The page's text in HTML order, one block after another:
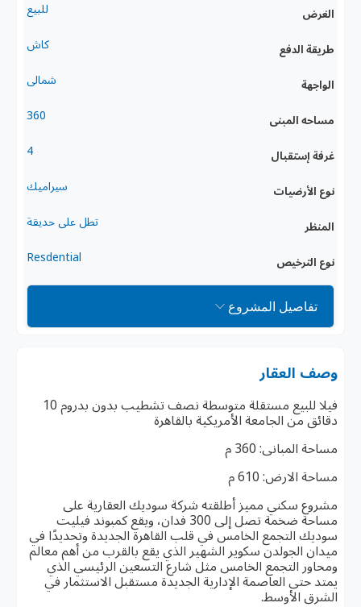
الغرض للبيع
طريقة الدفع كاش
الواجهة شمالى
مساحه المبنى 360
غرفة إستقبال 4
نوع الأرضيات سيراميك
المنظر تطل على حديقة
نوع الترخيص Resdential
تفاصيل المشروع
وصف العقار
فيلا للبيع مستقلة متوسطة نصف تشطيب بدون بدروم 10
دقائق من الجامعة الأمريكية بالقاهرة
مساحة المبانى: 360 م
مساحة الارض: 610 م
مشروع سكني مميز أطلقته شركة سوديك العقارية على
مساحة ضخمة تصل إلى 300 فدان، ويقع كمبوند فيليت
سوديك التجمع الخامس في قلب القاهرة الجديدة وتحديدًا في
ميدان الجولدن سكوير الشهير الذي يقع بالقرب من أهم معالم
ومحاور التجمع الخامس مثل شارع التسعين الرئيسي الذي
يمتد حتى العاصمة الإدارية الجديدة مستقبل الاستثمار في
الشرق الأوسط.